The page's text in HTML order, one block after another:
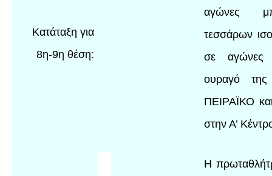
Κατάταξη για
8η-9η θέση:
αγώνες
τεσσάρων
σε αγώνες
ουραγό
ΠΕΙΡΑΪΚΟ
στην Α’
Η